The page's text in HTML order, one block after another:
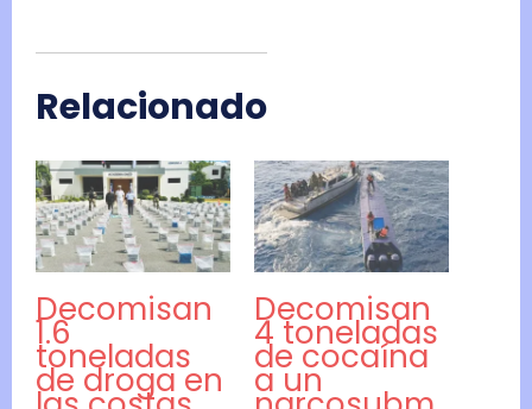
Relacionado
Decomisan
1.6
toneladas
de droga en
Decomisan
4 toneladas
de cocaína
a un